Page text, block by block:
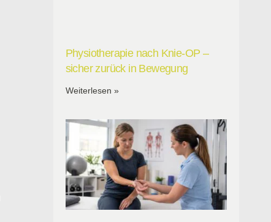
Physiotherapie nach Knie-OP –
sicher zurück in Bewegung
Weiterlesen »